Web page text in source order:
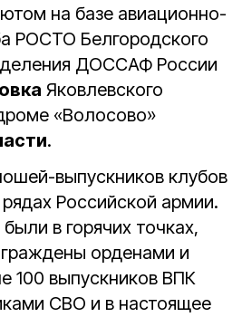
на базе авиационно-
РОСТО Белгородского
ДОССАФ России
Яковлевского
«Волосово»
.
выпускников клубов
Российской армии.
в горячих точках,
орденами и
100 выпускников ВПК
СВО и в настоящее